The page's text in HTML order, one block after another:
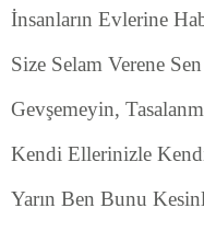
İnsanların Evlerine
Size Selam Verene
Gevşemeyin,
Kendi Ellerinizle
Yarın Ben Bunu